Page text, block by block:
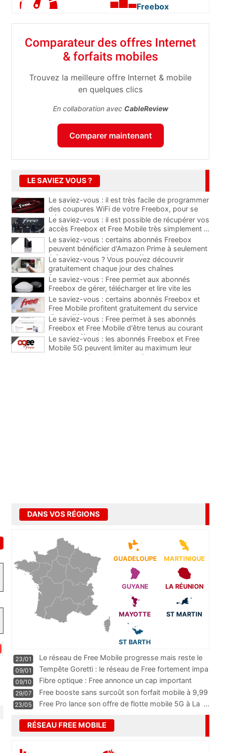
Freebox
Comparateur des offres Internet
& forfaits mobiles
Trouvez la meilleure offre Internet & mobile
en quelques clics
En collaboration avec CableReview
Comparer maintenant
LE SAVIEZ VOUS ?
Le saviez-vous : il est très facile de programmer
des coupures WiFi de votre Freebox, pour se
déconnecter
...
Le saviez-vous : il est possible de récupérer vos
accès Freebox et Free Mobile très simplement ...
Le saviez-vous : certains abonnés Freebox
peuvent bénéficier d'Amazon Prime à seulement
3,5 €/mois avec 90 jours offerts
Le saviez-vous ? Vous pouvez découvrir
gratuitement chaque jour des chaînes
françaises payantes sur la Freebox
Le saviez-vous : Free permet aux abonnés
Freebox de gérer, télécharger et lire vite les
contenus de leur disque dur depuis leur mobile
Le saviez-vous : certains abonnés Freebox et
Free Mobile profitent gratuitement du service
“Relais Téléphonique” de Free
Le saviez-vous : Free permet à ses abonnés
Freebox et Free Mobile d'être tenus au courant
de ses "offres immanquables"
Le saviez-vous : les abonnés Freebox et Free
Mobile 5G peuvent limiter au maximum leur
consommation de data sur Oqee
DANS VOS RÉGIONS
GUADELOUPE MARTINIQUE
GUYANE LA RÉUNION
MAYOTTE ST MARTIN
ST BARTH
23/01
Le réseau de Free Mobile progresse mais reste le
m
...
09/01
Tempête Goretti : le réseau de Free fortement impa
09/10
Fibre optique : Free annonce un cap important
pass
...
29/07
Free booste sans surcoût son forfait mobile à 9,99
23/05 Free Pro lance son offre de flotte mobile 5G à La ...
RÉSEAU FREE MOBILE